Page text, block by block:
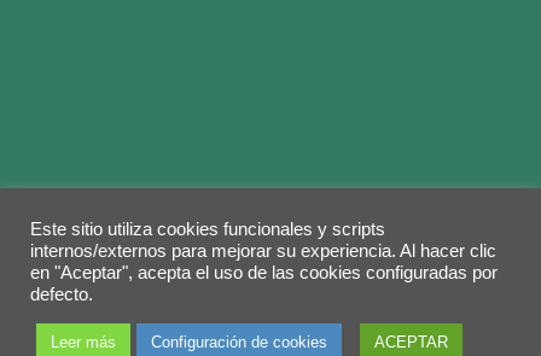
Legal warning Privacy Policy Cookies policy
© 2026 Copyright by
derechos reservados.
Este sitio utiliza cookies funcionales y scripts
internos/externos para mejorar su experiencia. Al hacer clic
en "Aceptar", acepta el uso de las cookies configuradas por
defecto.
Leer más Configuración de cookies ACEPTAR